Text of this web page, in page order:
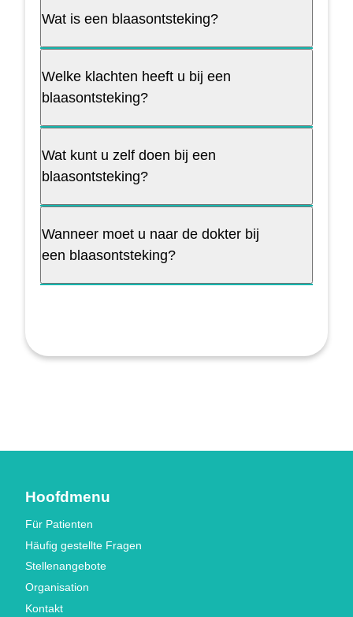
Wat is een blaasontsteking?
Welke klachten heeft u bij een
blaasontsteking?
Wat kunt u zelf doen bij een
blaasontsteking?
Wanneer moet u naar de dokter bij
een blaasontsteking?
Hoofdmenu
Für Patienten
Häufig gestellte Fragen
Stellenangebote
Organisation
Kontakt